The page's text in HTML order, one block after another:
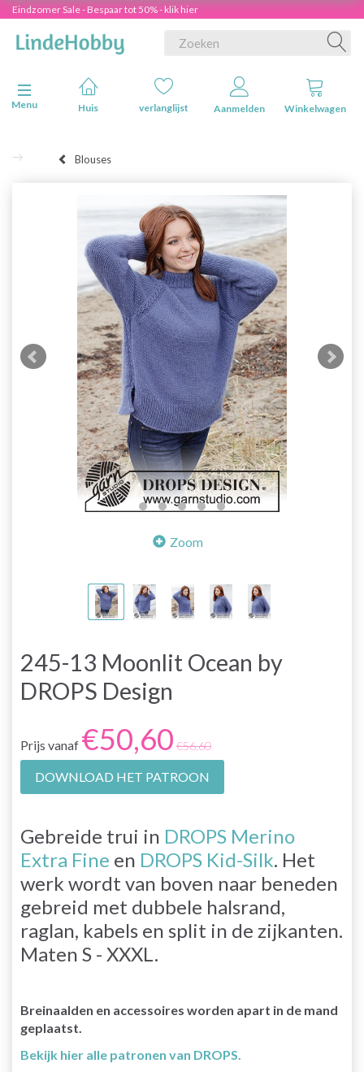
Eindzomer Sale - Bespaar tot 50% - klik hier
Navigatie in-/uitschakelen
Menu
Huis verlanglijst Aanmelden Winkelwagen
Blouses
Zoom
245-13 Moonlit Ocean by
DROPS Design
Prijs vanaf €50,60 €56,60
DOWNLOAD HET PATROON
Gebreide trui in DROPS Merino
Extra Fine en DROPS Kid-Silk. Het
werk wordt van boven naar beneden
gebreid met dubbele halsrand,
raglan, kabels en split in de zijkanten.
Maten S - XXXL.
Breinaalden en accessoires worden apart in de mand
geplaatst.
Bekijk hier alle patronen van DROPS.